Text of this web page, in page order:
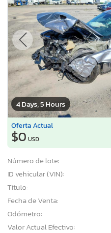
4 Days, 5 Hours
Oferta Actual
$0 USD
Número de lote:
ID vehicular (VIN):
Título:
Fecha de Venta:
Odómetro:
Valor Actual Efectivo: